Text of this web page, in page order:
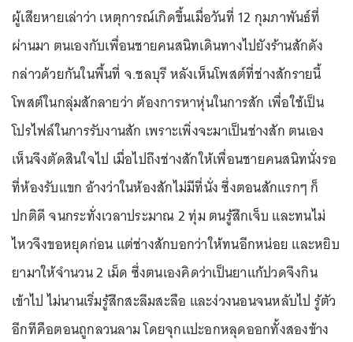
ผู้เสียหายเล่าว่า เหตุการณ์เกิดขึ้นเมื่อวันที่ 12 กุมภาพันธ์ที่
ผ่านมา ตนเองกับเพื่อนชายคนสนิทเดินทางไปยังร้านสักดัง
กล่าวด้วยกันในพื้นที่ จ.ชลบุรี หลังเห็นโพสต์ที่ช่างสักรายนี้
โพสต์ในกลุ่มสักลายว่า ต้องการหาหุ่นในการสัก เพื่อใช้เป็น
โปรไฟล์ในการรับงานสัก เพราะเพิ่งจะมาเป็นช่างสัก ตนเอง
เห็นจึงตัดสินใจไป เมื่อไปถึงช่างสักให้เพื่อนชายคนสนิทนั่งรอ
ที่ห้องรับแขก อ้างว่าในห้องสักไม่มีที่นั่ง ซึ่งตอนสักแรกๆ ก็
ปกติดี จนกระทั่งเวลาประมาณ 2 ทุ่ม ตนรู้สึกเจ็บ และทนไม่
ไหวจึงขอหยุดก่อน แต่ช่างสักบอกว่าให้ทนอีกหน่อย และหยิบ
ยามาให้จํานวน 2 เม็ด ซึ่งตนเองคิดว่าเป็นยาแก้ปวดจึงกิน
เข้าไป ไม่นานเริ่มรู้สึกสะลึมสะลือ และง่วงนอนจนหลับไป รู้ตัว
อีกทีคือตอนถูกลวนลาม โดยจุกแปะอกหลุดออกทั้งสองข้าง